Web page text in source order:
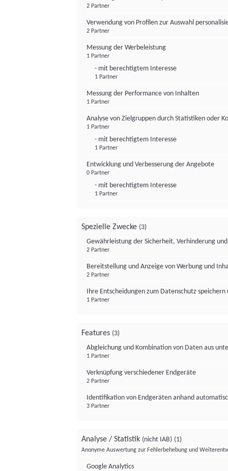
2 Partner
Verwendung von Profilen zur Auswahl
2 Partner
Messung der Werbeleistung
1 Partner
- mit berechtigtem Interesse
1 Partner
Messung der Performance von Inhalten
1 Partner
Analyse von Zielgruppen durch Statistiken oder
1 Partner
- mit berechtigtem Interesse
1 Partner
Entwicklung und Verbesserung der Angebote
0 Partner
- mit berechtigtem Interesse
1 Partner
Spezielle Zwecke (3)
Gewährleistung der Sicherheit, Verhinderung
2 Partner
Bereitstellung und Anzeige von Werbung und
2 Partner
Ihre Entscheidungen zum Datenschutz
1 Partner
Features (3)
Abgleichung und Kombination von Daten aus
1 Partner
Verknüpfung verschiedener Endgeräte
2 Partner
Identifikation von Endgeräten anhand
3 Partner
Analyse / Statistik (nicht IAB) (1)
Anonyme Auswertung zur Fehlerbehebung und
Google Analytics